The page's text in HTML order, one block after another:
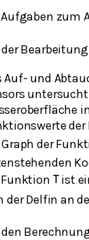
Aufgaben zum
der
Auf- und
Graph der
Funktion Tist
der Delfin an
den